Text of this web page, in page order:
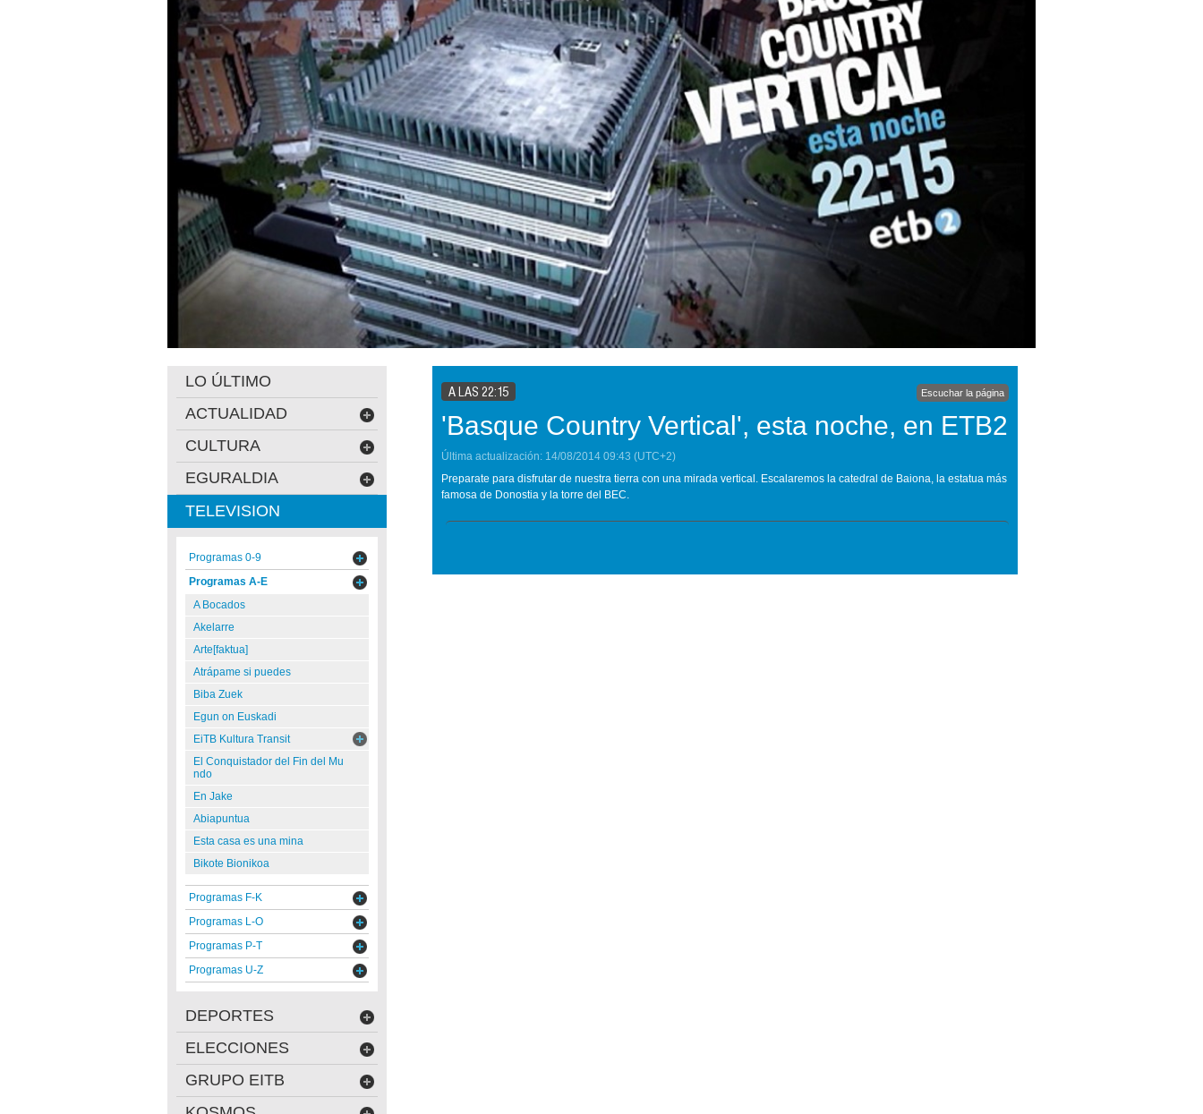
A LAS 22:15 Escuchar la página
'Basque Country Vertical', esta noche, en ETB2
Última actualización: 14/08/2014 09:43 (UTC+2)
Preparate para disfrutar de nuestra tierra con una mirada vertical. Escalaremos la catedral de Baiona, la estatua más
famosa de Donostia y la torre del BEC.
LO ÚLTIMO
ACTUALIDAD
CULTURA
EGURALDIA
TELEVISION
Programas 0-9
Programas A-E
A Bocados
Akelarre
Arte[faktua]
Atrápame si puedes
Biba Zuek
Egun on Euskadi
EiTB Kultura Transit
El Conquistador del Fin del Mu
ndo
En Jake
Abiapuntua
Esta casa es una mina
Bikote Bionikoa
Programas F-K
Programas L-O
Programas P-T
Programas U-Z
DEPORTES
ELECCIONES
GRUPO EITB